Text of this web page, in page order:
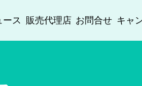
ース 販売代理店 お問合せ キャ